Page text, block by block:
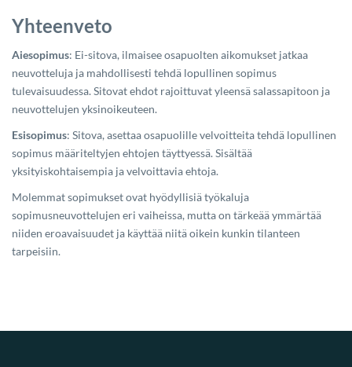
Yhteenveto
Aiesopimus: Ei-sitova, ilmaisee osapuolten aikomukset jatkaa
neuvotteluja ja mahdollisesti tehdä lopullinen sopimus
tulevaisuudessa. Sitovat ehdot rajoittuvat yleensä salassapitoon ja
neuvottelujen yksinoikeuteen.
Esisopimus: Sitova, asettaa osapuolille velvoitteita tehdä lopullinen
sopimus määriteltyjen ehtojen täyttyessä. Sisältää
yksityiskohtaisempia ja velvoittavia ehtoja.
Molemmat sopimukset ovat hyödyllisiä työkaluja
sopimusneuvottelujen eri vaiheissa, mutta on tärkeää ymmärtää
niiden eroavaisuudet ja käyttää niitä oikein kunkin tilanteen
tarpeisiin.